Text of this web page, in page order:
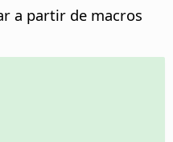
a partir de macros